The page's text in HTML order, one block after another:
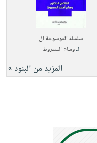
سلسلة الموسوعة ال
لـوسام السمروط
المزيد من البنود »